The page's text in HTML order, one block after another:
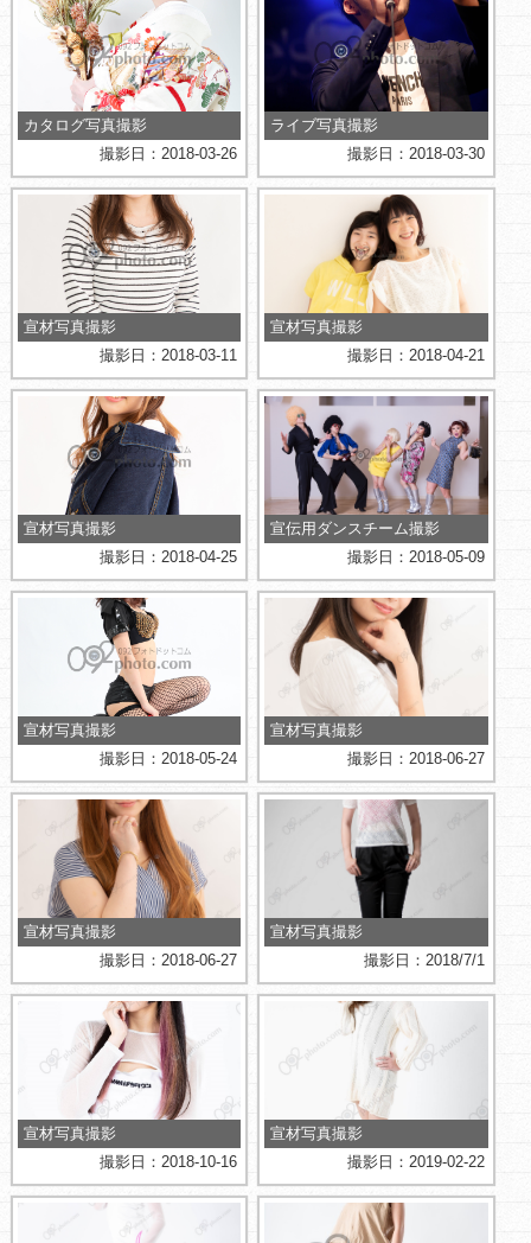
カタログ写真撮影
撮影日：2018-03-26
ライブ写真撮影
撮影日：2018-03-30
宣材写真撮影
撮影日：2018-03-11
宣材写真撮影
撮影日：2018-04-21
宣材写真撮影
撮影日：2018-04-25
宣伝用ダンスチーム撮影
撮影日：2018-05-09
宣材写真撮影
撮影日：2018-05-24
宣材写真撮影
撮影日：2018-06-27
宣材写真撮影
撮影日：2018-06-27
宣材写真撮影
撮影日：2018/7/1
宣材写真撮影
撮影日：2018-10-16
宣材写真撮影
撮影日：2019-02-22